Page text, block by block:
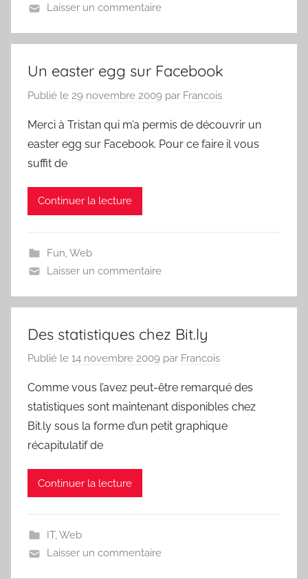
Laisser un commentaire
Un easter egg sur Facebook
Publié le 29 novembre 2009 par Francois
Merci à Tristan qui m’a permis de découvrir un
easter egg sur Facebook. Pour ce faire il vous
suffit de
Continuer la lecture
Fun Web
Laisser un commentaire
Des statistiques chez Bit.ly
Publié le 14 novembre 2009 par Francois
Comme vous l’avez peut-être remarqué des
statistiques sont maintenant disponibles chez
Bit.ly sous la forme d’un petit graphique
récapitulatif de
Continuer la lecture
IT,Web
Laisser un commentaire